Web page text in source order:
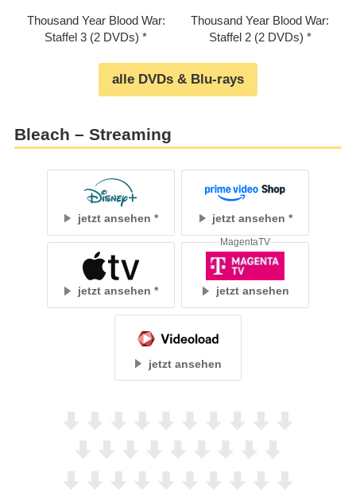
Thousand Year Blood War:
Staffel 3 (2 DVDs)
Thousand Year Blood War:
Staffel 2 (2 DVDs)
alle DVDs & Blu-rays
Bleach – Streaming
jetzt ansehen jetzt ansehen
jetzt ansehen jetzt ansehen
MagentaTV
jetzt ansehen